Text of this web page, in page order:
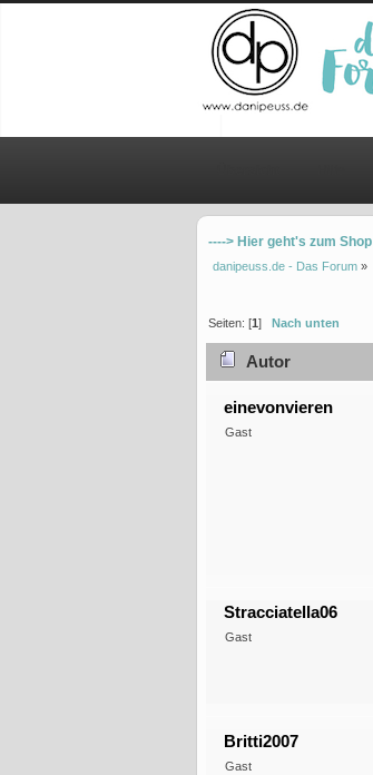
----> Hier geht's zum Shop
danipeuss.de - Das Forum »
Seiten: [1] Nach unten
Autor
einevonvieren
Gast
Stracciatella06
Gast
Britti2007
Gast